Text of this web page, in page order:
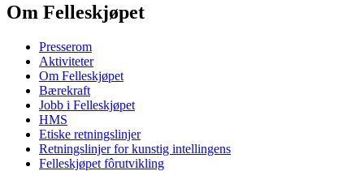
Om Felleskjøpet
Presserom
Aktiviteter
Om Felleskjøpet
Bærekraft
Jobb i Felleskjøpet
HMS
Etiske retningslinjer
Retningslinjer for kunstig intellingens
Felleskjøpet fôrutvikling